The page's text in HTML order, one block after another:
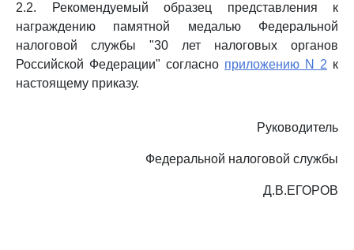
2.2. Рекомендуемый образец представления к
награждению памятной медалью Федеральной
налоговой службы "30 лет налоговых органов
Российской Федерации" согласно приложению N 2 к
настоящему приказу.
Руководитель
Федеральной налоговой службы
Д.В.ЕГОРОВ